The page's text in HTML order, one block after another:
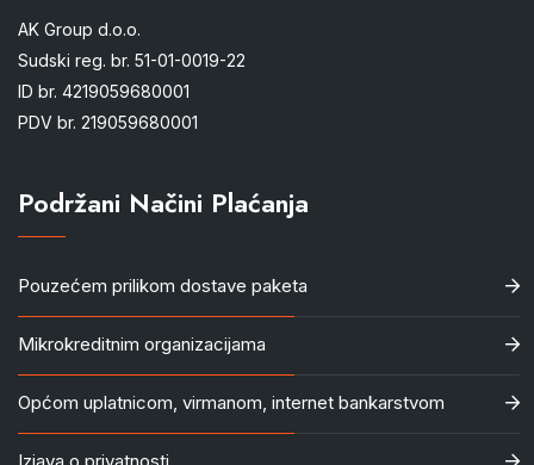
AK Group d.o.o.
Sudski reg. br. 51-01-0019-22
ID br. 4219059680001
PDV br. 219059680001
Podržani Načini Plaćanja
Pouzećem prilikom dostave paketa
Mikrokreditnim organizacijama
Općom uplatnicom, virmanom, internet bankarstvom